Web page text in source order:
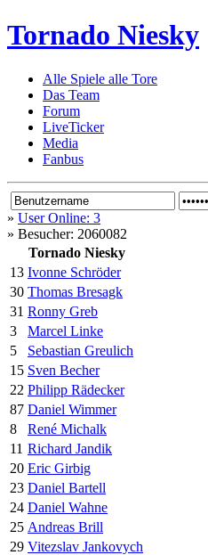
Tornado Niesky
Alle Spiele alle Tore
Das Team
Forum
LiveTicker
Media
Fanbus
» User Online: 3
» Besucher: 2060082
Tornado Niesky
13 Ivonne Schröder
30 Thomas Bresagk
31 Ronny Greb
3
Marcel Linke
5
Sebastian Greulich
15 Sven Becher
22 Philipp Rädecker
87 Daniel Wimmer
8
René Michalk
11 Richard Jandik
20 Eric Girbig
23 Daniel Bartell
24 Daniel Wahne
25 Andreas Brill
29 Vitezslav Jankovych